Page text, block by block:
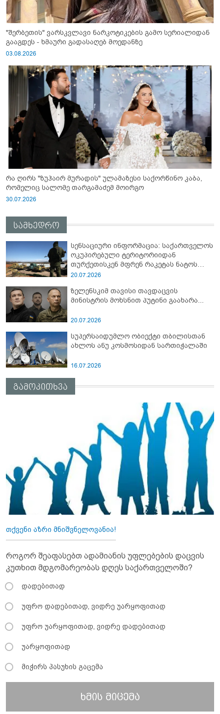
"შერბეთის" ვარსკვლავი ნარკოტიკების გამო სერიალიდან
გააგდეს - ხმაური გადასაღებ მოედანზე
03.08.2026
რა ღირს "ზუჰაირ მურადის" ულამაზესი საქორწინო კაბა,
რომელიც სალომე თარგამაძემ მოირგო
30.07.2026
სამხედრო
სენსაციური ინფორმაცია: საქართველოს
ოკუპირებული ტერიტორიიდან
თურქეთისკენ მფრენ რაკეტას ნატოს
სამიტი კინაღამ ჩაუშლია
20.07.2026
ზელენსკიმ თავისი თავდაცვის
მინისტრის მოხსნით პუტინი გაახარა...
20.07.2026
სუპერსაიდუმლო ობიექტი თბილისთან
ახლოს ანუ კოსმოსიდან სართიჭალაში
16.07.2026
გამოკითხვა
თქვენი აზრი მნიშვნელოვანია!
როგორ შეაფასებთ ადამიანის უფლებების დაცვის
კუთხით მდგომარეობას დღეს საქართველოში?
დადებითად
უფრო დადებითად, ვიდრე უარყოფითად
უფრო უარყოფითად, ვიდრე დადებითად
უარყოფითად
მიჭირს პასუხის გაცემა
ხმის მიცემა